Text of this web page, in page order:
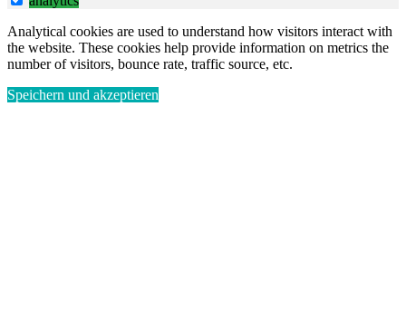
Analytical cookies are used to understand how visitors interact with
the website. These cookies help provide information on metrics the
number of visitors, bounce rate, traffic source, etc.
Speichern und akzeptieren